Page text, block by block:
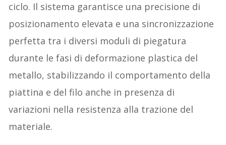
ciclo. Il sistema garantisce una precisione di
posizionamento elevata e una sincronizzazione
perfetta tra i diversi moduli di piegatura
durante le fasi di deformazione plastica del
metallo, stabilizzando il comportamento della
piattina e del filo anche in presenza di
variazioni nella resistenza alla trazione del
materiale.